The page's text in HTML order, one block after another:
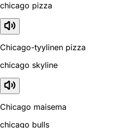
chicago pizza
Chicago-tyylinen pizza
chicago skyline
Chicago maisema
chicago bulls